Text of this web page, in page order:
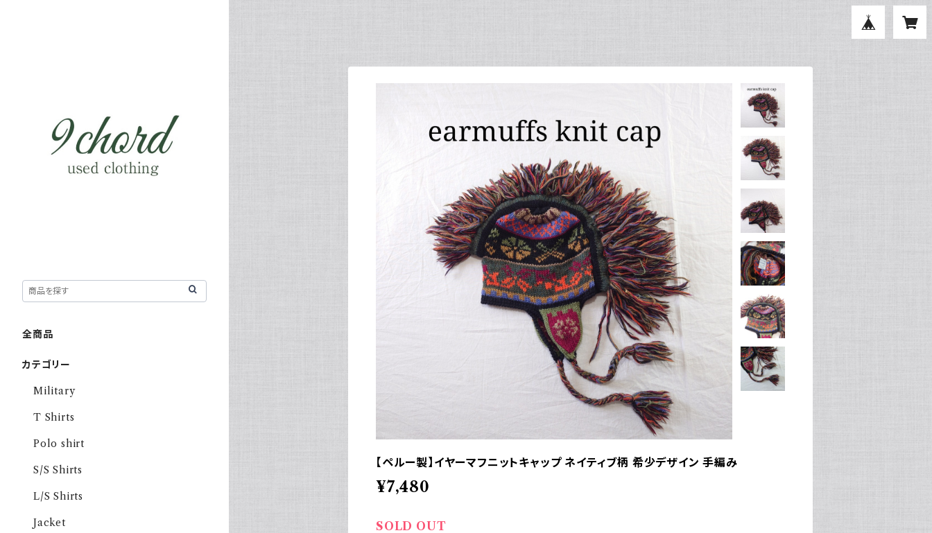
【ペルー製】イヤーマフニットキャップ ネイティブ柄 希少デザイン 手編み
¥7,480
SOLD OUT
全商品
カテゴリー
Military
T Shirts
Polo shirt
S/S Shirts
L/S Shirts
Jacket